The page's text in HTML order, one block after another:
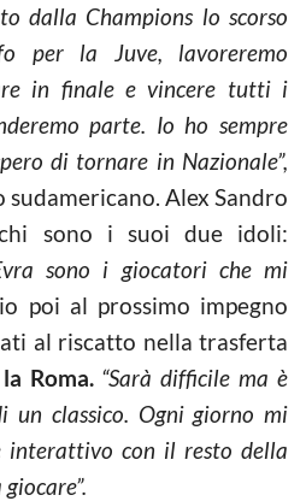
dalla Champions lo scorso
la Juve, lavoreremo
in finale e vincere tutti i
parte. Io ho sempre
di tornare in Nazionale”,
sudamericano. Alex Sandro
sono i suoi due idoli:
sono i giocatori che mi
poi al prossimo impegno
al riscatto nella trasferta
la Roma.“Sarà difficile ma è
un classico. Ogni giorno mi
interattivo con il resto della